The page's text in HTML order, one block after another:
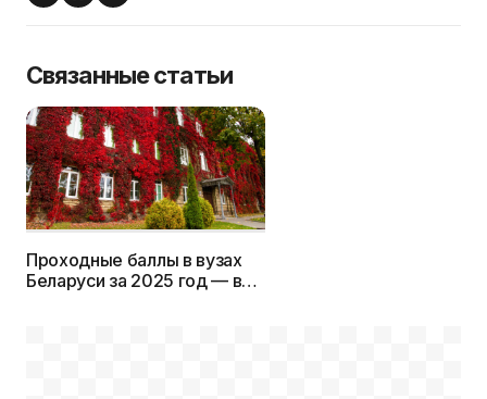
Связанные статьи
Проходные баллы в вузах
Беларуси за 2025 год — в